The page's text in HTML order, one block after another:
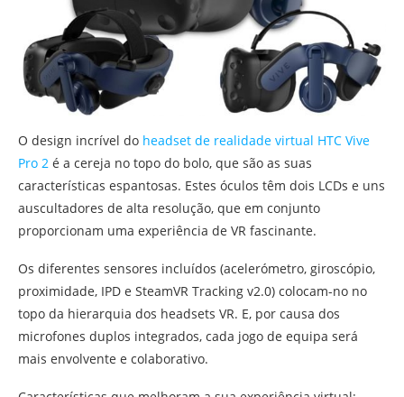
O design incrível do headset de realidade virtual HTC Vive
Pro 2 é a cereja no topo do bolo, que são as suas
características espantosas. Estes óculos têm dois LCDs e uns
auscultadores de alta resolução, que em conjunto
proporcionam uma experiência de VR fascinante.
Os diferentes sensores incluídos (acelerómetro, giroscópio,
proximidade, IPD e SteamVR Tracking v2.0) colocam-no no
topo da hierarquia dos headsets VR. E, por causa dos
microfones duplos integrados, cada jogo de equipa será
mais envolvente e colaborativo.